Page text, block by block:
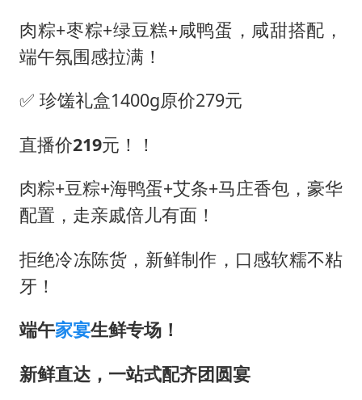
肉粽+枣粽+绿豆糕+咸鸭蛋，咸甜搭配，
端午氛围感拉满！
✅ 珍馐礼盒1400g原价279元
直播价219元！！
肉粽+豆粽+海鸭蛋+艾条+马庄香包，豪华
配置，走亲戚倍儿有面！
拒绝冷冻陈货，新鲜制作，口感软糯不粘
牙！
端午家宴生鲜专场！
新鲜直达，一站式配齐团圆宴